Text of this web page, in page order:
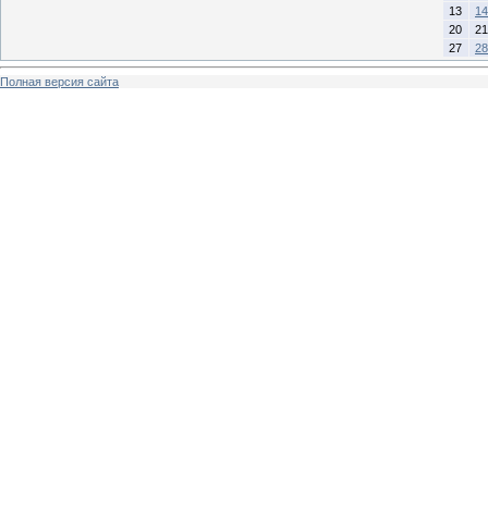
13
14
20
21
27
28
Полная версия сайта